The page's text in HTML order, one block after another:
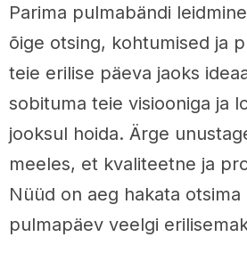
Parima pulmabändi
õige otsing, kohtumised ja
teie erilise päeva jaoks
sobituma teie visiooniga ja
jooksul hoida. Ärge
meeles, et kvaliteetne ja
Nüüd on aeg hakata
pulmapäev veelgi